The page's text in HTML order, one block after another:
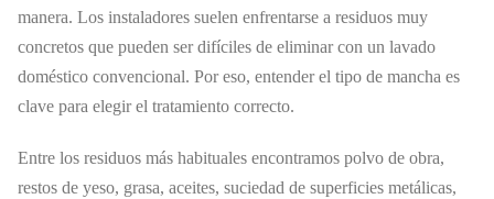
manera. Los instaladores suelen enfrentarse a residuos muy
concretos que pueden ser difíciles de eliminar con un lavado
doméstico convencional. Por eso, entender el tipo de mancha es
clave para elegir el tratamiento correcto.
Entre los residuos más habituales encontramos polvo de obra,
restos de yeso, grasa, aceites, suciedad de superficies metálicas,